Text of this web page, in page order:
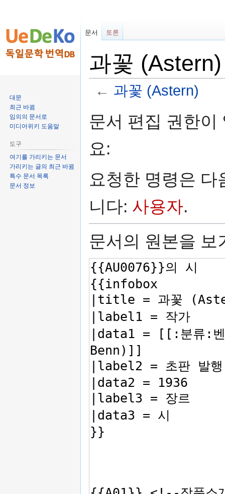
과꽃
← 과꽃 (Astern)
러
기
로
기
색
러
가
문서 편집 권한이
요:
요청한 명령은
니다: 사용자.
문서의 원본을 보
문서 토론
대문
최근 바뀜
임의의 문서로
미디어위키 도움말
도구
여기를 가리키는 문서
가리키는 글의 최근 바뀜
특수 문서 목록
문서 정보